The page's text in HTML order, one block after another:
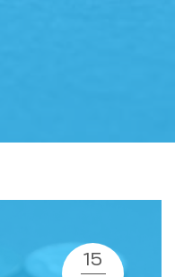
15